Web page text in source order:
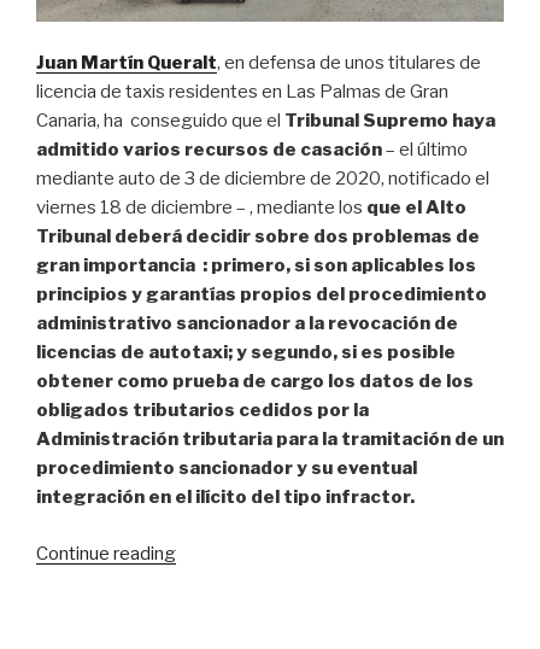
Juan Martín Queralt, en defensa de unos titulares de
licencia de taxis residentes en Las Palmas de Gran
Canaria, ha conseguido que el Tribunal Supremo haya
admitido varios recursos de casación– el último
mediante auto de 3 de diciembre de 2020, notificado el
viernes 18 de diciembre – , mediante los que el Alto
Tribunal deberá decidir sobre dos problemas de
gran importancia : primero, si son aplicables los
principios y garantías propios del procedimiento
administrativo sancionador a la revocación de
licencias de autotaxi; y segundo, si es posible
obtener como prueba de cargo los datos de los
obligados tributarios cedidos por la
Administración tributaria para la tramitación de un
procedimiento sancionador y su eventual
integración en el ilícito del tipo infractor.
Continue reading